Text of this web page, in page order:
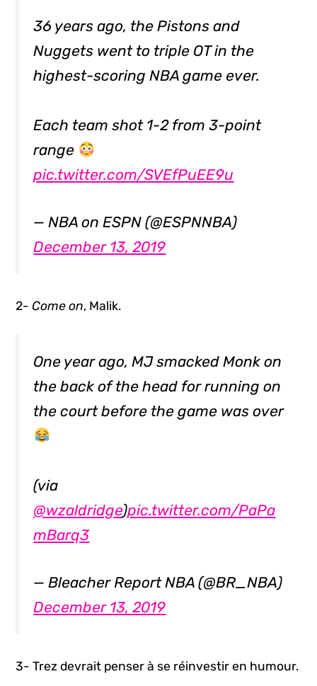
36 years ago, the Pistons and
Nuggets went to triple OT in the
highest-scoring NBA game ever.
Each team shot 1-2 from 3-point
range
pic.twitter.com/SVEfPuEE9u
— NBA on ESPN (@ESPNNBA)
December 13, 2019
2-Come on, Malik.
One year ago, MJ smacked Monk on
the back of the head for running on
the court before the game was over
(via
@wzaldridge)pic.twitter.com/PaPa
mBarq3
— Bleacher Report NBA (@BR_NBA)
December 13, 2019
3- Trez devrait penser à se réinvestir en humour.